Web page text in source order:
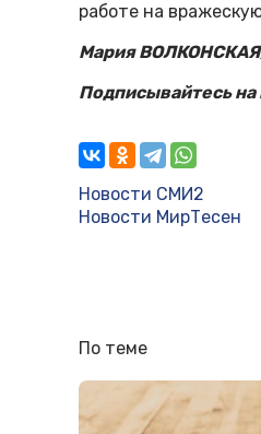
работе на
Мария
Подписывайтесь на
Новости СМИ2
Новости МирТесен
По теме